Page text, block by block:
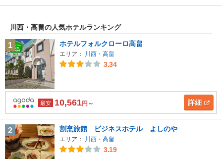
川西・高畠の人気ホテルランキング
1 ホテルフォルクローロ高畠
エリア： 川西・高畠
3.34
最安 10,561円～ 詳細
2 割烹旅館 ビジネスホテル よしのや
エリア： 川西・高畠
3.19